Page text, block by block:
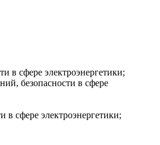
в сфере электроэнергетики;
безопасности в сфере
в сфере электроэнергетики;